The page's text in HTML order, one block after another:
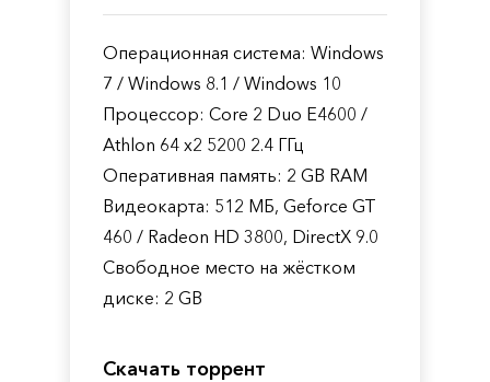
Операционная система: Windows
7 / Windows 8.1 / Windows 10
Процессор: Core 2 Duo E4600 /
Athlon 64 x2 5200 2.4 ГГц
Оперативная память: 2 GB RAM
Видеокарта: 512 МБ, Geforce GT
460 / Radeon HD 3800, DirectX 9.0
Свободное место на жёстком
диске: 2 GB
Скачать торрент